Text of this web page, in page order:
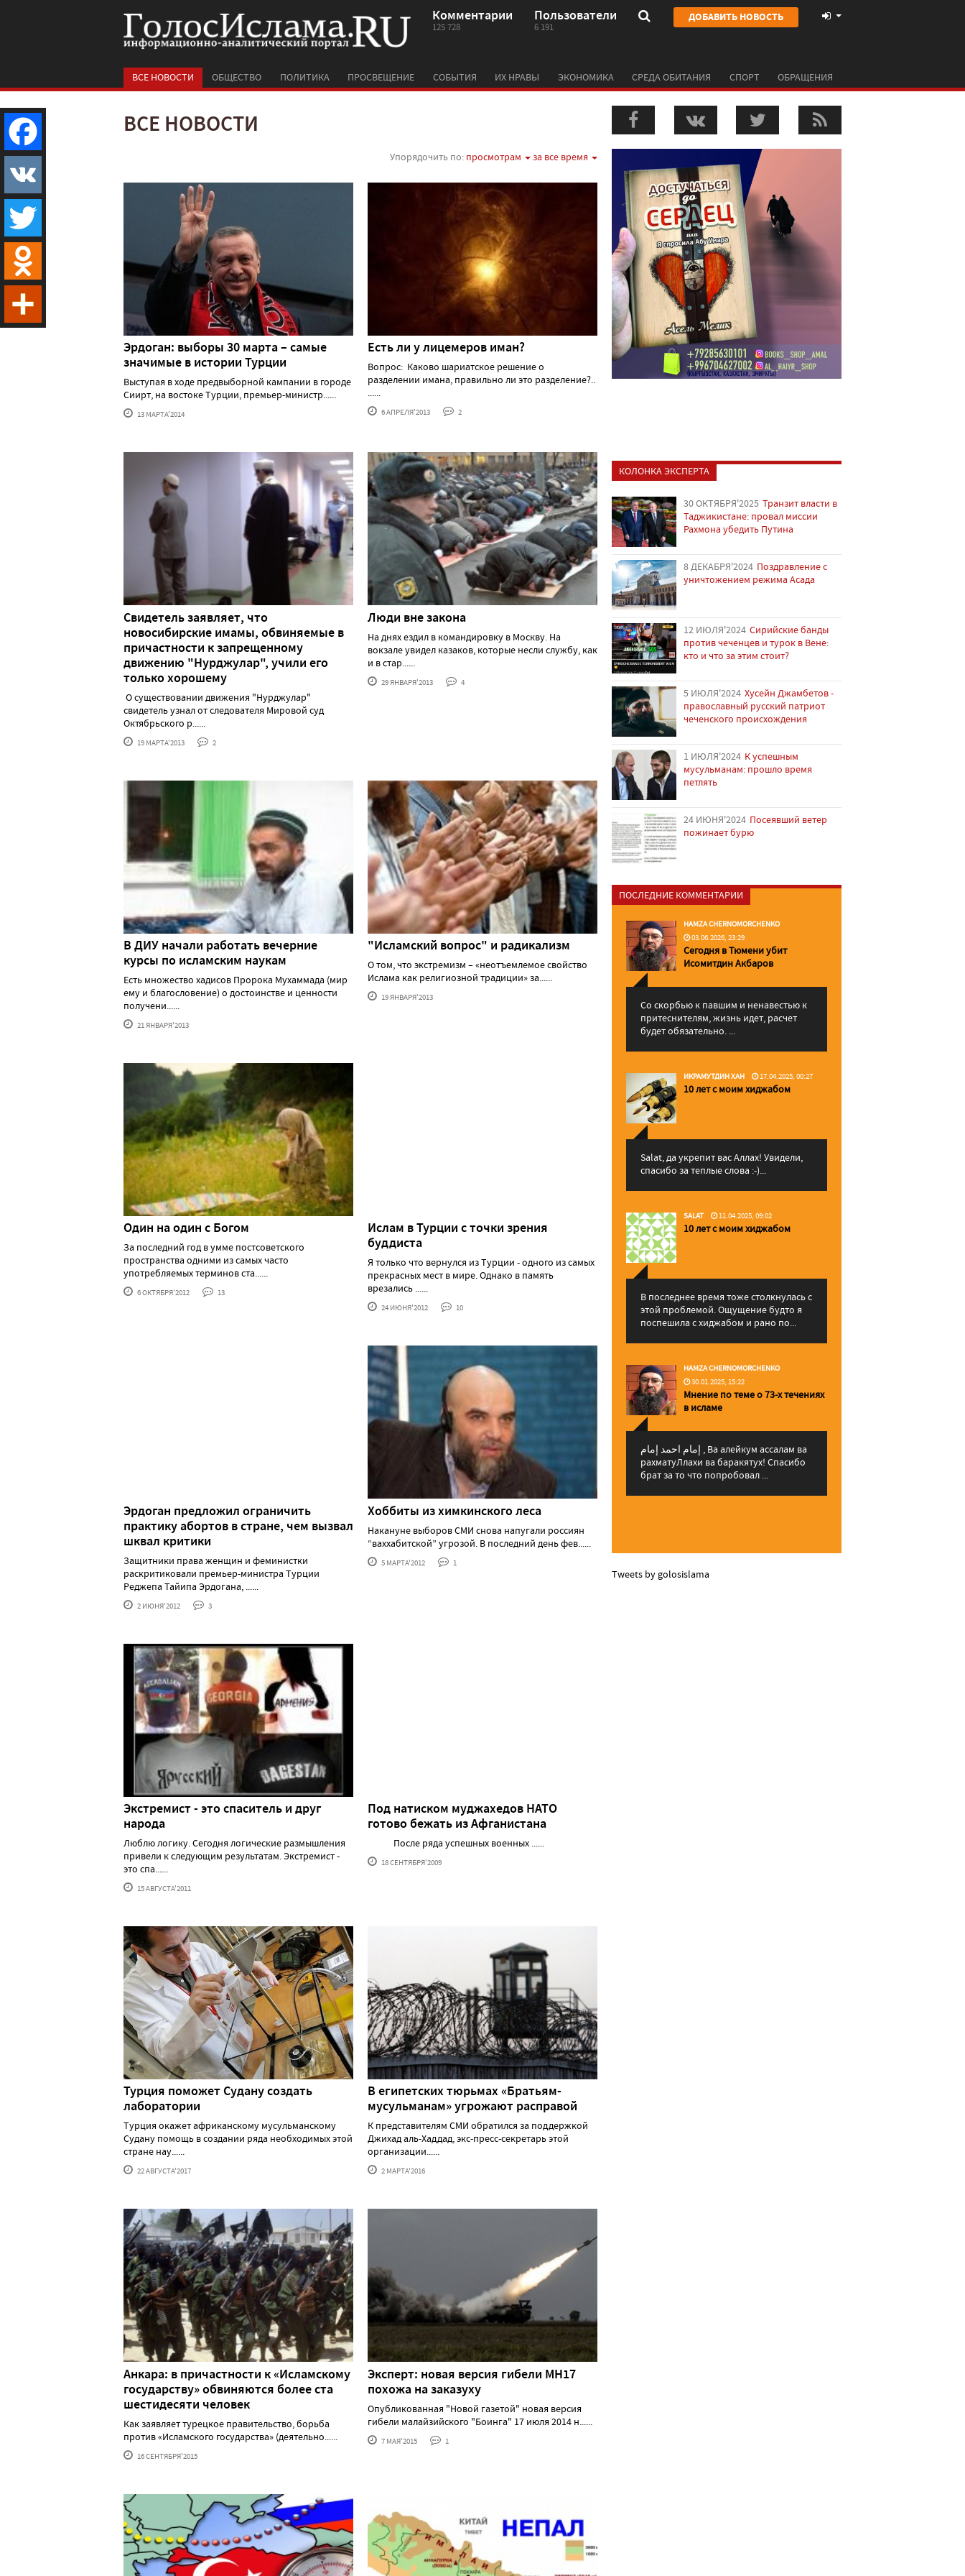
Комментарии
125 728
Пользователи
6 191
ДОБАВИТЬ НОВОСТЬ
ВСЕ НОВОСТИ ОБЩЕСТВО ПОЛИТИКА ПРОСВЕЩЕНИЕ СОБЫТИЯ ИХ НРАВЫ ЭКОНОМИКА СРЕДА ОБИТАНИЯ СПОРТ ОБРАЩЕНИЯ
ВСЕ НОВОСТИ
Упорядочить по: просмотрам за все время
Эрдоган: выборы 30 марта – самые
значимые в истории Турции
Выступая в ходе предвыборной кампании в городе
Сиирт, на востоке Турции, премьер-министр......
13 МАРТА'2014
Есть ли у лицемеров иман?
Вопрос: Каково шариатское решение о
разделении имана, правильно ли это разделение?..
......
6 АПРЕЛЯ'2013 2
Свидетель заявляет, что
новосибирские имамы, обвиняемые в
причастности к запрещенному
движению "Нурджулар", учили его
только хорошему
О существовании движения "Нурджулар"
свидетель узнал от следователя Мировой суд
Октябрьского р......
19 МАРТА'2013 2
Люди вне закона
На днях ездил в командировку в Москву. На
вокзале увидел казаков, которые несли службу, как
и в стар......
29 ЯНВАРЯ'2013 4
В ДИУ начали работать вечерние
курсы по исламским наукам
Есть множество хадисов Пророка Мухаммада (мир
ему и благословение) о достоинстве и ценности
получени......
21 ЯНВАРЯ'2013
"Исламский вопрос" и радикализм
О том, что экстремизм – «неотъемлемое свойство
Ислама как религиозной традиции» за......
19 ЯНВАРЯ'2013
Один на один с Богом
За последний год в умме постсоветского
пространства одними из самых часто
употребляемых терминов ста......
6 ОКТЯБРЯ'2012 13
Ислам в Турции с точки зрения
буддиста
Я только что вернулся из Турции - одного из самых
прекрасных мест в мире. Однако в память
врезались ......
24 ИЮНЯ'2012 10
Эрдоган предложил ограничить
практику абортов в стране, чем вызвал
шквал критики
Защитники права женщин и феминистки
раскритиковали премьер-министра Турции
Реджепа Тайипа Эрдогана, ......
2 ИЮНЯ'2012 3
Хоббиты из химкинского леса
Накануне выборов СМИ снова напугали россиян
“ваххабитской” угрозой. В последний день фев......
5 МАРТА'2012 1
Экстремист - это спаситель и друг
народа
Люблю логику. Сегодня логические размышления
привели к следующим результатам. Экстремист -
это спа......
15 АВГУСТА'2011
Под натиском муджахедов НАТО
готово бежать из Афганистана
После ряда успешных военных ......
18 СЕНТЯБРЯ'2009
Турция поможет Судану создать
лаборатории
Турция окажет африканскому мусульманскому
Судану помощь в создании ряда необходимых этой
стране нау......
22 АВГУСТА'2017
В египетских тюрьмах «Братьям-
мусульманам» угрожают расправой
К представителям СМИ обратился за поддержкой
Джихад аль-Хаддад, экс-пресс-секретарь этой
организации......
2 МАРТА'2016
Анкара: в причастности к «Исламскому
государству» обвиняются более ста
шестидесяти человек
Как заявляет турецкое правительство, борьба
против «Исламского государства» (деятельно......
16 СЕНТЯБРЯ'2015
Эксперт: новая версия гибели МН17
похожа на заказуху
Опубликованная "Новой газетой" новая версия
гибели малайзийского "Боинга" 17 июля 2014 н......
7 МАЯ'2015 1
КОЛОНКА ЭКСПЕРТА
30 ОКТЯБРЯ'2025 Транзит власти в
Таджикистане: провал миссии
Рахмона убедить Путина
8 ДЕКАБРЯ'2024 Поздравление с
уничтожением режима Асада
12 ИЮЛЯ'2024 Сирийские банды
против чеченцев и турок в Вене:
кто и что за этим стоит?
5 ИЮЛЯ'2024 Хусейн Джамбетов -
православный русский патриот
чеченского происхождения
1 ИЮЛЯ'2024 К успешным
мусульманам: прошло время
петлять
24 ИЮНЯ'2024 Посеявший ветер
пожинает бурю
ПОСЛЕДНИЕ КОММЕНТАРИИ
HAMZA CHERNOMORCHENKO
03.06.2026, 23:29
Сегодня в Тюмени убит
Исомитдин Акбаров
Со скорбью к павшим и ненавестью к
притеснителям, жизнь идет, расчет
будет обязательно. ...
ИКРАМУТДИН ХАН 17.04.2025, 00:27
10 лет с моим хиджабом
Salat, да укрепит вас Аллаx! Увидели,
спасибо за теплые слова :-)...
SALAT 11.04.2025, 09:02
10 лет с моим хиджабом
В последнее время тоже столкнулась с
этой проблемой. Ощущение будто я
поспешила с хиджабом и рано по...
HAMZA CHERNOMORCHENKO
30.01.2025, 15:22
Мнение по теме о 73-х течениях
в исламе
إمام احمد إمام , Ва алейкум ассалам ва
рахматуЛлахи ва баракятух! Спасибо
брат за то что попробовал ...
Tweets by golosislama
Facebook
VK
Twitter
Odnoklassniki